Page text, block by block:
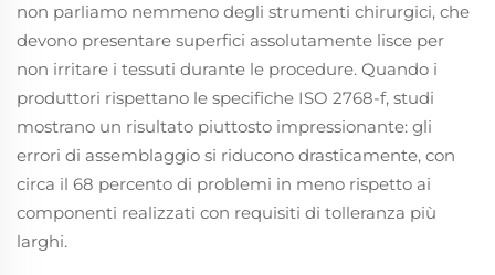
non parliamo nemmeno degli strumenti chirurgici, che
devono presentare superfici assolutamente lisce per
non irritare i tessuti durante le procedure. Quando i
produttori rispettano le specifiche ISO 2768-f, studi
mostrano un risultato piuttosto impressionante: gli
errori di assemblaggio si riducono drasticamente, con
circa il 68 percento di problemi in meno rispetto ai
componenti realizzati con requisiti di tolleranza più
larghi.